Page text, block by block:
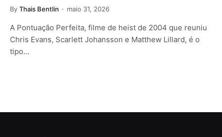
By Thais Bentlin maio 31, 2026
A Pontuação Perfeita, filme de heist de 2004 que reuniu
Chris Evans, Scarlett Johansson e Matthew Lillard, é o
tipo…